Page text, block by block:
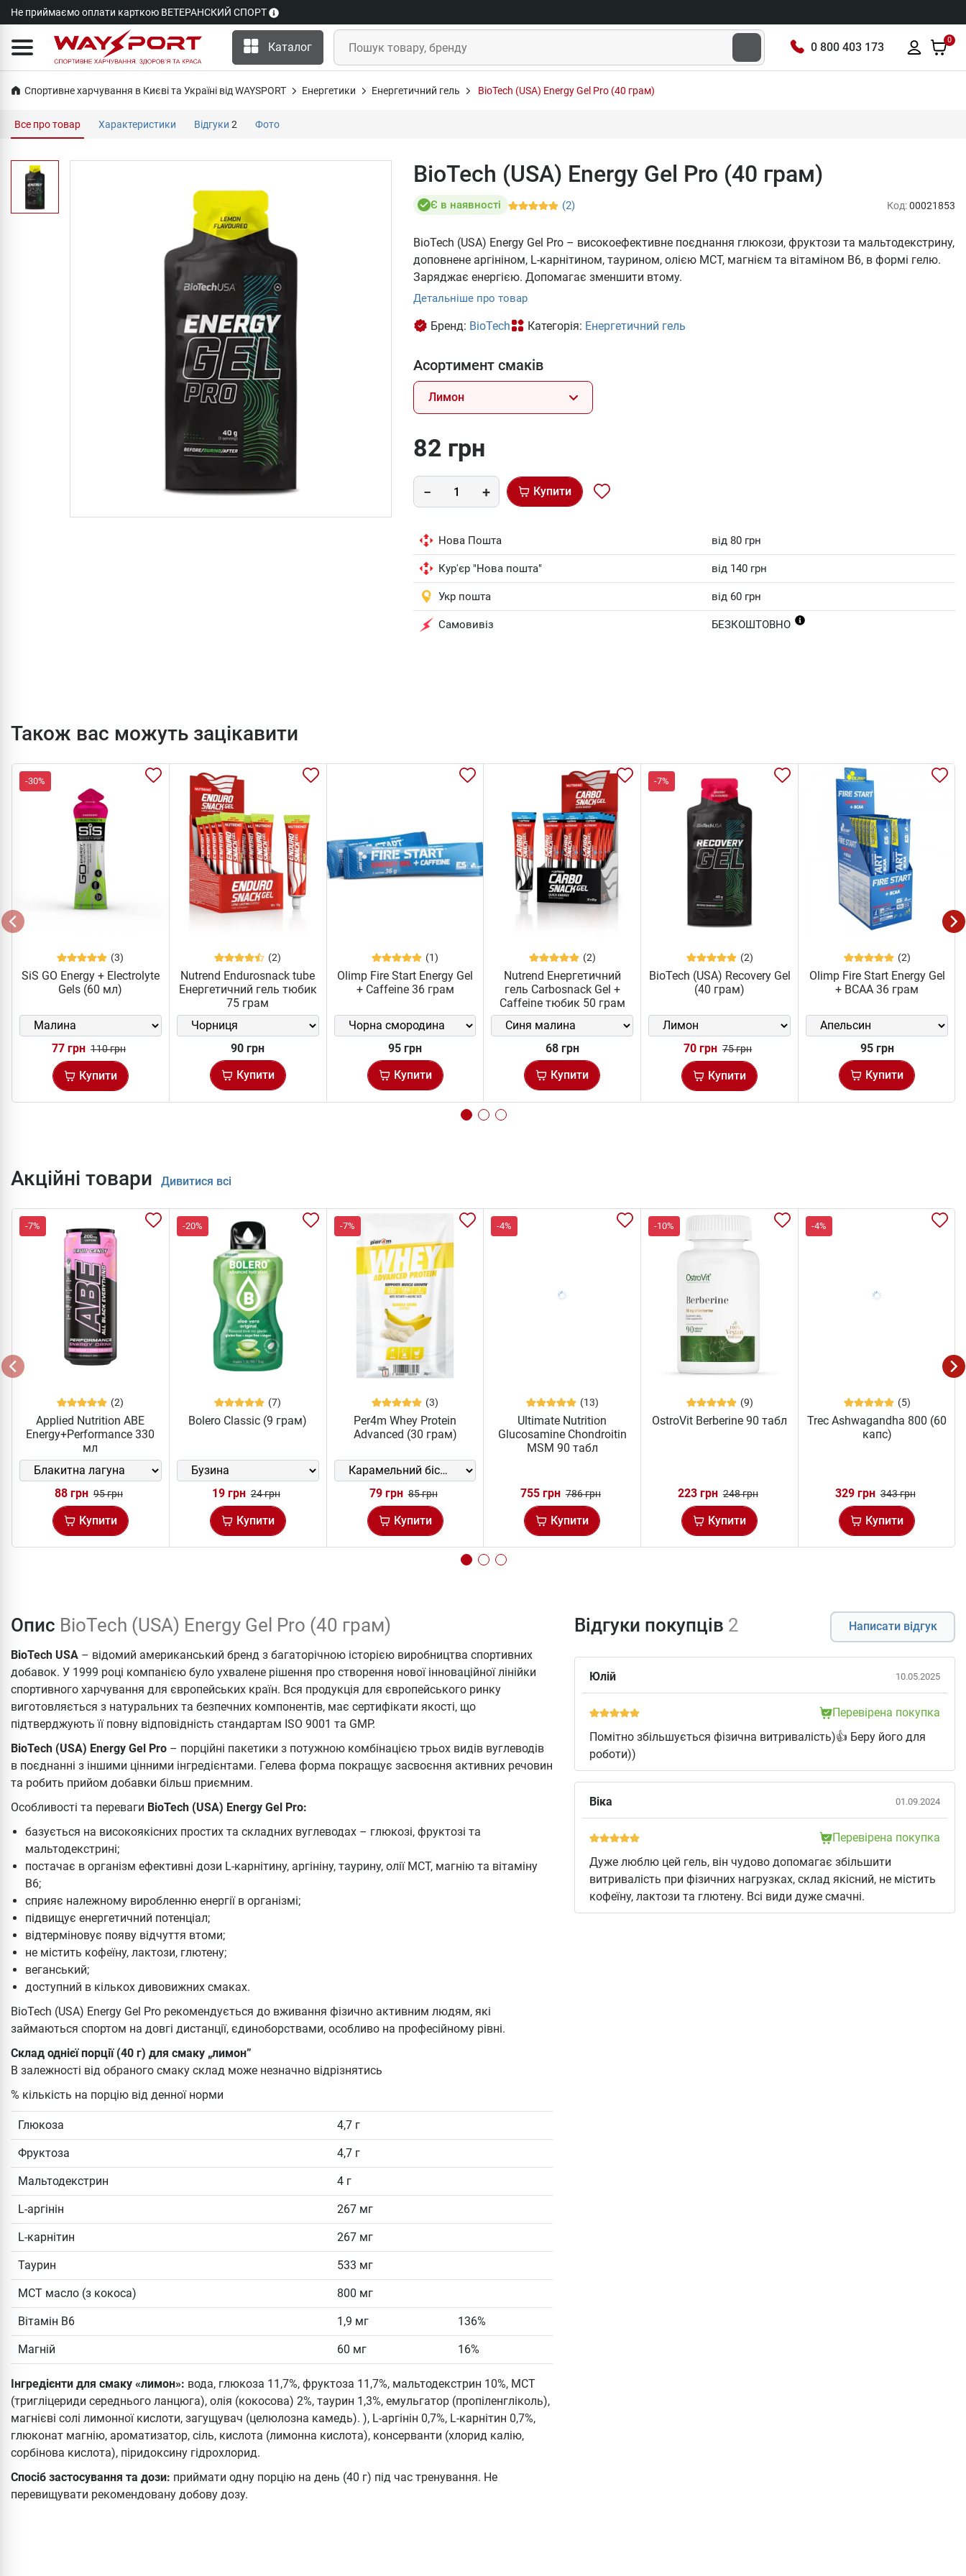
Не приймаємо оплати карткою ВЕТЕРАНСКИЙ СПОРТ
Каталог 0 800 403 173
0
Спортивне харчування в Києві та Україні від WAYSPORT Енергетики Енергетичний гель BioTech (USA) Energy Gel Pro (40 грам)
Все про товар Характеристики Відгуки 2 Фото
BioTech (USA) Energy Gel Pro (40 грам)
Є в наявності (2) Код:00021853
BioTech (USA) Energy Gel Pro – високоефективне поєднання глюкози, фруктози та мальтодекстрину,
доповнене аргініном, L-карнітином, таурином, олією МCT, магнієм та вітаміном B6, в формі гелю.
Заряджає енергією. Допомагає зменшити втому.
Детальніше про товар
Бренд: BioTech Категорія: Енергетичний гель
Асортимент смаків
Лимон
82 грн
Купити
Нова Пошта від 80 грн
Кур'єр "Нова пошта" від 140 грн
Укр пошта від 60 грн
Самовивіз БЕЗКОШТОВНО
Також вас можуть зацікавити
-30%
(3)
SiS GO Energy + Electrolyte
Gels (60 мл)
77 грн 110 грн
Купити
(2)
Nutrend Endurosnack tube
Енергетичний гель тюбик
75 грам
90 грн
Купити
(1)
Olimp Fire Start Energy Gel
+ Caffeine 36 грам
95 грн
Купити
(2)
Nutrend Енергетичний
гель Carbosnack Gel +
Caffeine тюбик 50 грам
68 грн
Купити
-7%
(2)
BioTech (USA) Recovery Gel
(40 грам)
70 грн 75 грн
Купити
(2)
Olimp Fire Start Energy Gel
+ BCAA 36 грам
95 грн
Купити
Акційні товари Дивитися всі
-7%
(2)
Applied Nutrition ABE
Energy+Performance 330
мл
88 грн 95 грн
Купити
-20%
(7)
Bolero Classic (9 грам)
19 грн 24 грн
Купити
-7%
(3)
Per4m Whey Protein
Advanced (30 грам)
79 грн 85 грн
Купити
-4%
(13)
Ultimate Nutrition
Glucosamine Chondroitin
MSM 90 табл
755 грн 786 грн
Купити
-10%
(9)
OstroVit Berberine 90 табл
223 грн 248 грн
Купити
-4%
(5)
Trec Ashwagandha 800 (60
капс)
329 грн 343 грн
Купити
Опис BioTech (USA) Energy Gel Pro (40 грам)
BioTech USA – відомий американський бренд з багаторічною історією виробництва спортивних
добавок. У 1999 році компанією було ухвалене рішення про створення нової інноваційної лінійки
спортивного харчування для європейських країн. Вся продукція для європейського ринку
виготовляється з натуральних та безпечних компонентів, має сертифікати якості, що
підтверджують її повну відповідність стандартам ISO 9001 та GMP.
BioTech (USA) Energy Gel Pro – порційні пакетики з потужною комбінацією трьох видів вуглеводів
в поєднанні з іншими цінними інгредієнтами. Гелева форма покращує засвоєння активних речовин
та робить прийом добавки більш приємним.
Особливості та переваги BioTech (USA) Energy Gel Pro:
базується на високоякісних простих та складних вуглеводах – глюкозі, фруктозі та
мальтодекстрині;
постачає в організм ефективні дози L-карнітину, аргініну, таурину, олії МCT, магнію та вітаміну
B6;
сприяє належному виробленню енергії в організмі;
підвищує енергетичний потенціал;
відтерміновує появу відчуття втоми;
не містить кофеїну, лактози, глютену;
веганський;
доступний в кількох дивовижних смаках.
BioTech (USA) Energy Gel Pro рекомендується до вживання фізично активним людям, які
займаються спортом на довгі дистанції, єдиноборствами, особливо на професійному рівні.
Склад однієї порції (40 г) для смаку „лимон”
В залежності від обраного смаку склад може незначно відрізнятись
% кількість на порцію від денної норми
Глюкоза 4,7 г
Фруктоза 4,7 г
Мальтодекстрин 4 г
L-аргінін 267 мг
L-карнітин 267 мг
Таурин 533 мг
MCT масло (з кокоса) 800 мг
Вітамін B6 1,9 мг 136%
Магній 60 мг 16%
Інгредієнти для смаку «лимон»: вода, глюкоза 11,7%, фруктоза 11,7%, мальтодекстрин 10%, MCT
(тригліцериди середнього ланцюга), олія (кокосова) 2%, таурин 1,3%, емульгатор (пропіленгліколь),
магнієві солі лимонної кислоти, загущувач (целюлозна камедь). ), L-аргінін 0,7%, L-карнітин 0,7%,
глюконат магнію, ароматизатор, сіль, кислота (лимонна кислота), консерванти (хлорид калію,
сорбінова кислота), піридоксину гідрохлорид.
Спосіб застосування та дози: приймати одну порцію на день (40 г) під час тренування. Не
перевищувати рекомендовану добову дозу.
Відгуки покупців 2 Написати відгук
Юлій 10.05.2025
Перевірена покупка
Помітно збільшується фізична витривалість)👍 Беру його для
роботи))
Віка 01.09.2024
Перевірена покупка
Дуже люблю цей гель, він чудово допомагає збільшити
витривалість при фізичних нагрузках, склад якісний, не містить
кофеїну, лактози та глютену. Всі види дуже смачні.